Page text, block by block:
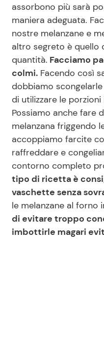
Pubblicità
Privacy Policy
assorbono più sarà
maniera adeguata.
nostre melanzane e
altro segreto è quello
quantità. Facciamo
colmi. Facendo così
dobbiamo
di utilizzare le
Possiamo anche fare
melanzana friggendo
accoppiamo farcite
raffreddare e
contorno completo
tipo di ricetta è
vaschette senza
le melanzane al forno
di evitare troppo
imbottirle magari